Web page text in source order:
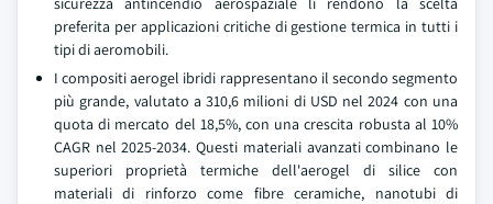
preferita per applicazioni critiche di gestione termica in tutti i
tipi di aeromobili.
I compositi aerogel ibridi rappresentano il secondo segmento
più grande, valutato a 310,6 milioni di USD nel 2024 con una
quota di mercato del 18,5%, con una crescita robusta al 10%
CAGR nel 2025-2034. Questi materiali avanzati combinano le
superiori proprietà termiche dell'aerogel di silice con
materiali di rinforzo come fibre ceramiche, nanotubi di